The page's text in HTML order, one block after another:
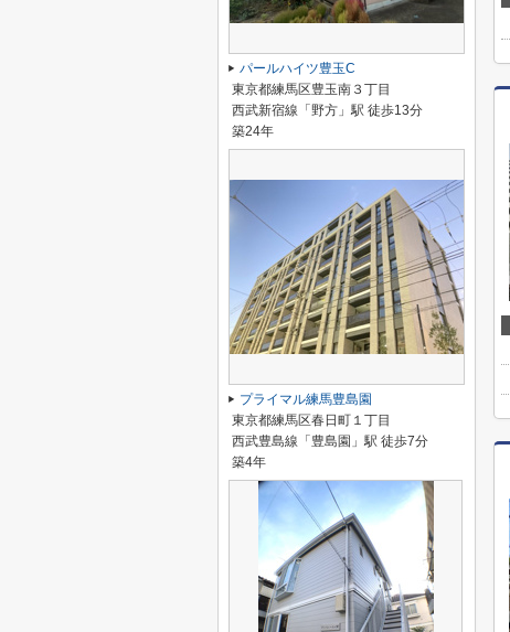
パールハイツ豊玉C
東京都練馬区豊玉南３丁目
西武新宿線「野方」駅 徒歩13分
築24年
プライマル練馬豊島園
東京都練馬区春日町１丁目
西武豊島線「豊島園」駅 徒歩7分
築4年